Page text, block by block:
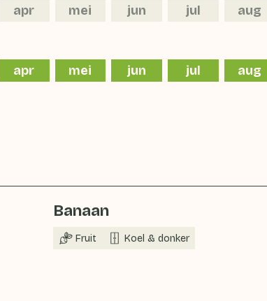
apr mei jun jul aug
apr mei jun jul aug
Banaan
Fruit Koel & donker